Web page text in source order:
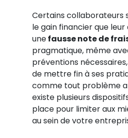
Certains collaborateurs
le gain financier que
unefausse note de
pragmatique, même
préventions
de mettre fin à ses
comme tout problème
existe plusieurs
place pour limiter aux
au sein de votre